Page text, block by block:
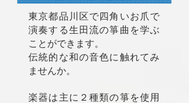
東京都品川区で四角いお爪で
演奏する生田流の箏曲を学ぶ
ことができます。
伝統的な和の音色に触れてみ
ませんか。
楽器は主に２種類の箏を使用